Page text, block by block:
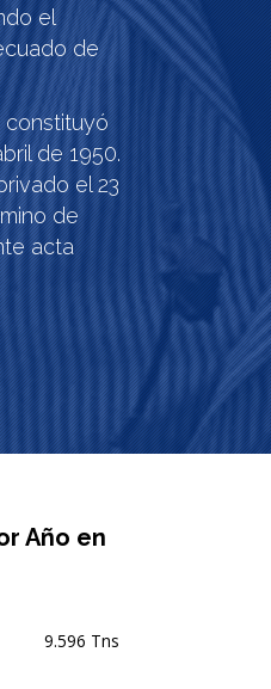
el
de
constituyó
de 1950.
el 23
de
acta
Año en
9.596 Tns